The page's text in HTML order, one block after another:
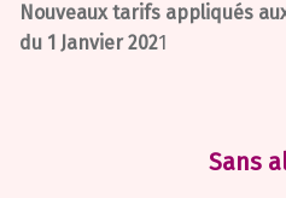
Nouveaux tarifs appliqués
du 1 Janvier 2021
Sans